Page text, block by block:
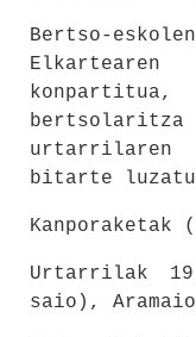
Bertso-
urtarrilaren
bitarte
Kanporaketak
Urtarrilak
saio),